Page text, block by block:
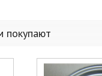
покупают